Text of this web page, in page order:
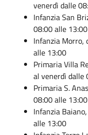
venerdì dalle 08:
Infanzia San
08:00alle 13:00
Infanzia Morro,
alle 13:00
Primaria Villa
al venerdì dalle
Primaria S.
08:00alle 13:00
Infanzia Baiano,
alle 13:00